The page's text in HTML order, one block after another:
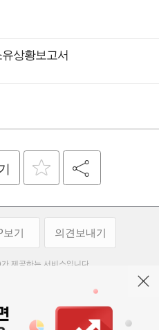
상황보고서
보기 의견보내기
제공하는 서비스입니다.
오류나 지연이 발생할 수 있습니다.
자 결과에 대하여 법적인 책임을
되는 정보의 무단 배포를 금합니다.
개인정보처리방침